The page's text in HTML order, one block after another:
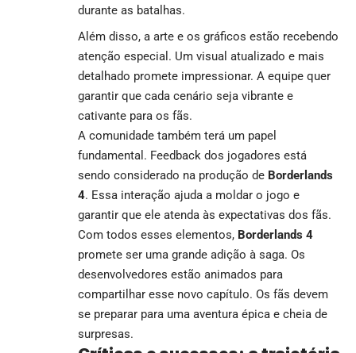
durante as batalhas.
Além disso, a arte e os gráficos estão recebendo
atenção especial. Um visual atualizado e mais
detalhado promete impressionar. A equipe quer
garantir que cada cenário seja vibrante e
cativante para os fãs.
A comunidade também terá um papel
fundamental. Feedback dos jogadores está
sendo considerado na produção de Borderlands
4. Essa interação ajuda a moldar o jogo e
garantir que ele atenda às expectativas dos fãs.
Com todos esses elementos, Borderlands 4
promete ser uma grande adição à saga. Os
desenvolvedores estão animados para
compartilhar esse novo capítulo. Os fãs devem
se preparar para uma aventura épica e cheia de
surpresas.